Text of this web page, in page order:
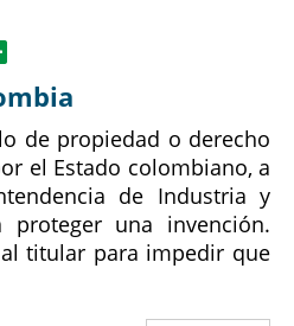
de propiedad o derecho
el Estado colombiano, a
de Industria y
proteger una invención.
titular para impedir que